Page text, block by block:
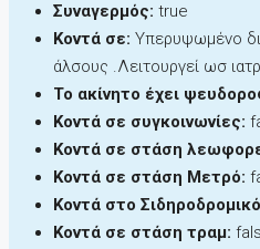
Συναγερμός: true
Κοντά σε: Υπερυψωμένο
άλσους .Λειτουργεί ωσ
Το ακίνητο έχει
Κοντά σε συγκοινωνίες:
Κοντά σε στάση
Κοντά σε στάση Μετρό:
Κοντά στο
Κοντά σε στάση τραμ: